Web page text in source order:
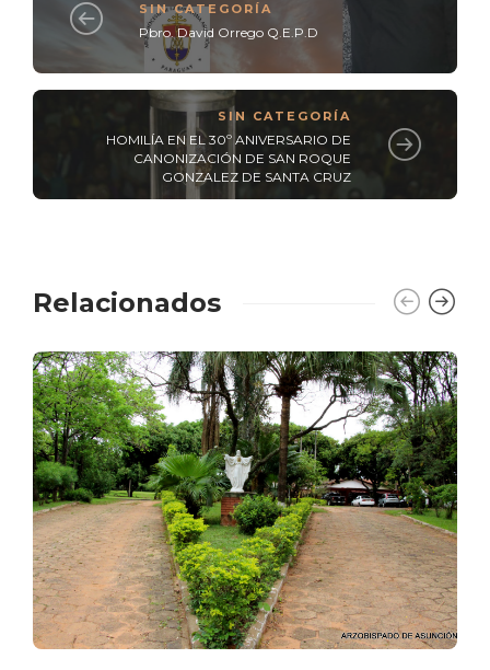
SIN CATEGORÍA
Pbro. David Orrego Q.E.P.D
SIN CATEGORÍA
HOMILÍA EN EL 30º ANIVERSARIO DE
CANONIZACIÓN DE SAN ROQUE
GONZALEZ DE SANTA CRUZ
Relacionados